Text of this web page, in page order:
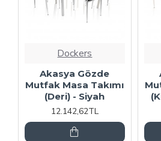
Dockers
Akasya Gözde
Mutfak Masa Takımı
(Deri) - Siyah
12.142,62TL